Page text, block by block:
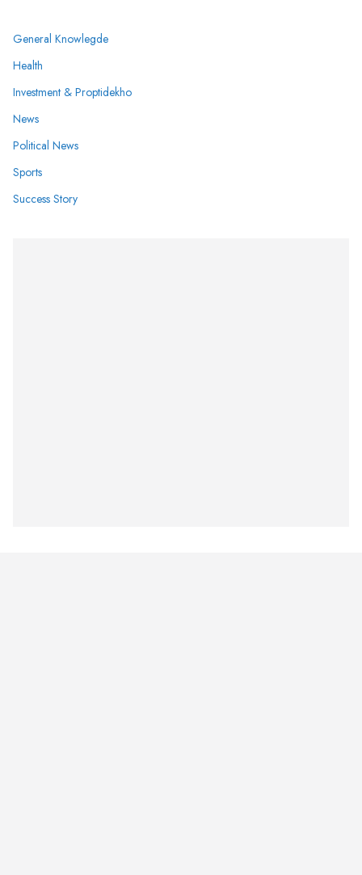
General Knowlegde
Health
Investment & Proptidekho
News
Political News
Sports
Success Story